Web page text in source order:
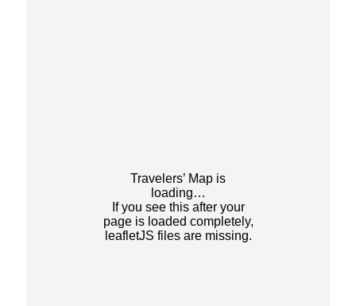
Travelers’ Map is
loading…
If you see this after your
page is loaded completely,
leafletJS files are missing.